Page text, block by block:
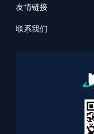
友情链接
联系我们